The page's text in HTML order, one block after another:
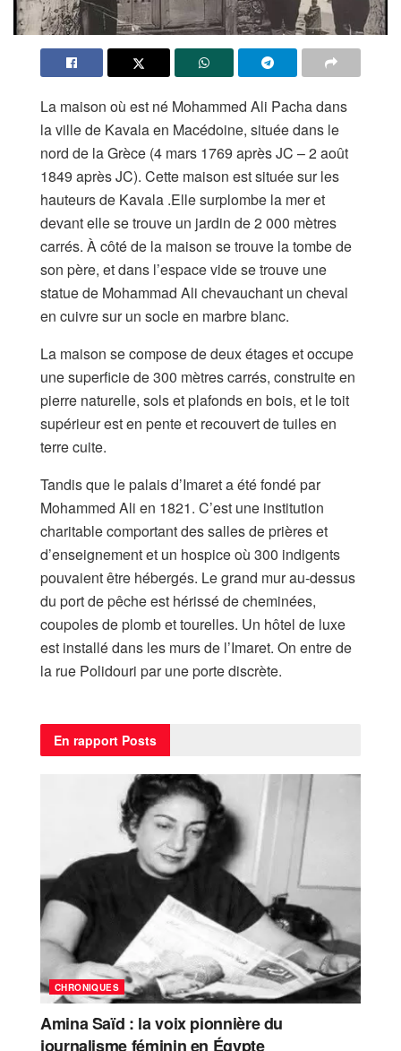
La maison où est né Mohammed Ali Pacha dans
la ville de Kavala en Macédoine, située dans le
nord de la Grèce (4 mars 1769 après JC – 2 août
1849 après JC). Cette maison est située sur les
hauteurs de Kavala .Elle surplombe la mer et
devant elle se trouve un jardin de 2 000 mètres
carrés. À côté de la maison se trouve la tombe de
son père, et dans l’espace vide se trouve une
statue de Mohammad Ali chevauchant un cheval
en cuivre sur un socle en marbre blanc.
La maison se compose de deux étages et occupe
une superficie de 300 mètres carrés, construite en
pierre naturelle, sols et plafonds en bois, et le toit
supérieur est en pente et recouvert de tuiles en
terre cuite.
Tandis que le palais d’Imaret a été fondé par
Mohammed Ali en 1821. C’est une institution
charitable comportant des salles de prières et
d’enseignement et un hospice où 300 indigents
pouvaient être hébergés. Le grand mur au-dessus
du port de pêche est hérissé de cheminées,
coupoles de plomb et tourelles. Un hôtel de luxe
est installé dans les murs de l’Imaret. On entre de
la rue Polidouri par une porte discrète.
En rapport Posts
CHRONIQUES
Amina Saïd : la voix pionnière du
journalisme féminin en Égypte